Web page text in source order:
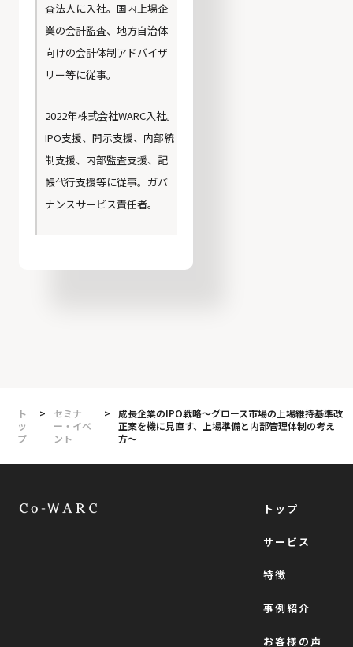
査法人に入社。国内上場企
業の会計監査、地方自治体
向けの会計体制アドバイザ
リー等に従事。
2022年株式会社WARC入社。
IPO支援、開示支援、内部統
制支援、内部監査支援、記
帳代行支援等に従事。ガバ
ナンスサービス責任者。
ト
ッ
プ
>
セミナ
ー・イベ
ント
>
成長企業のIPO戦略〜グロース市場の上場維持基準改
正案を機に見直す、上場準備と内部管理体制の考え
方〜
トップ
サービス
特徴
事例紹介
お客様の声